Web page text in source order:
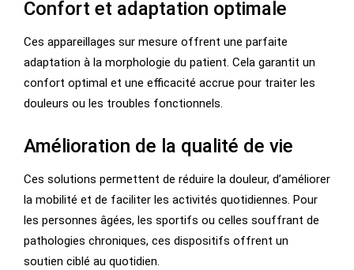
Confort et adaptation optimale
Ces appareillages sur mesure offrent une parfaite
adaptation à la morphologie du patient. Cela garantit un
confort optimal et une efficacité accrue pour traiter les
douleurs ou les troubles fonctionnels.
Amélioration de la qualité de vie
Ces solutions permettent de réduire la douleur, d’améliorer
la mobilité et de faciliter les activités quotidiennes. Pour
les personnes âgées, les sportifs ou celles souffrant de
pathologies chroniques, ces dispositifs offrent un
soutien ciblé au quotidien.